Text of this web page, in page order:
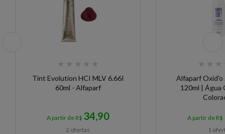
★ ★ ★ ★ ★
Tint Evolution HCI MLV 6.66I
60ml - Alfaparf
A partir de R$ 34,90
2 ofertas
★ ★ ★
Alfaparf Oxid'o
120ml | Água
A partir de R$
1